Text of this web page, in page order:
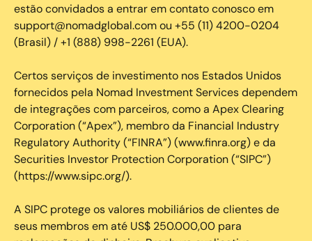
estão convidados a entrar em contato conosco em
support@nomadglobal.com ou +55 (11) 4200-0204
(Brasil) / +1 (888) 998-2261 (EUA).
Certos serviços de investimento nos Estados Unidos
fornecidos pela Nomad Investment Services dependem
de integrações com parceiros, como a Apex Clearing
Corporation (“Apex”), membro da Financial Industry
Regulatory Authority (“FINRA”) (www.finra.org) e da
Securities Investor Protection Corporation (“SIPC”)
(https://www.sipc.org/).
A SIPC protege os valores mobiliários de clientes de
seus membros em até US$ 250.000,00 para